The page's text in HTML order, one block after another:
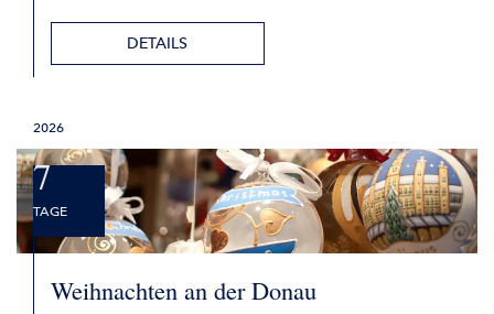
DETAILS
2026
7
TAGE
Weihnachten an der Donau